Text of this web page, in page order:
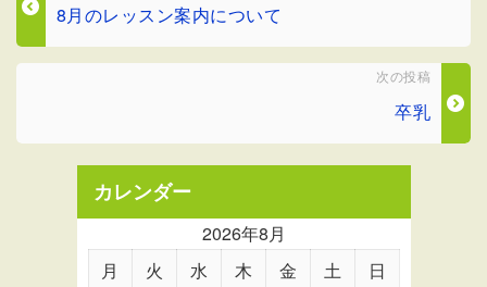
8月のレッスン案内について
次の投稿
卒乳
カレンダー
2026年8月
月
火 水 木 金 土
日